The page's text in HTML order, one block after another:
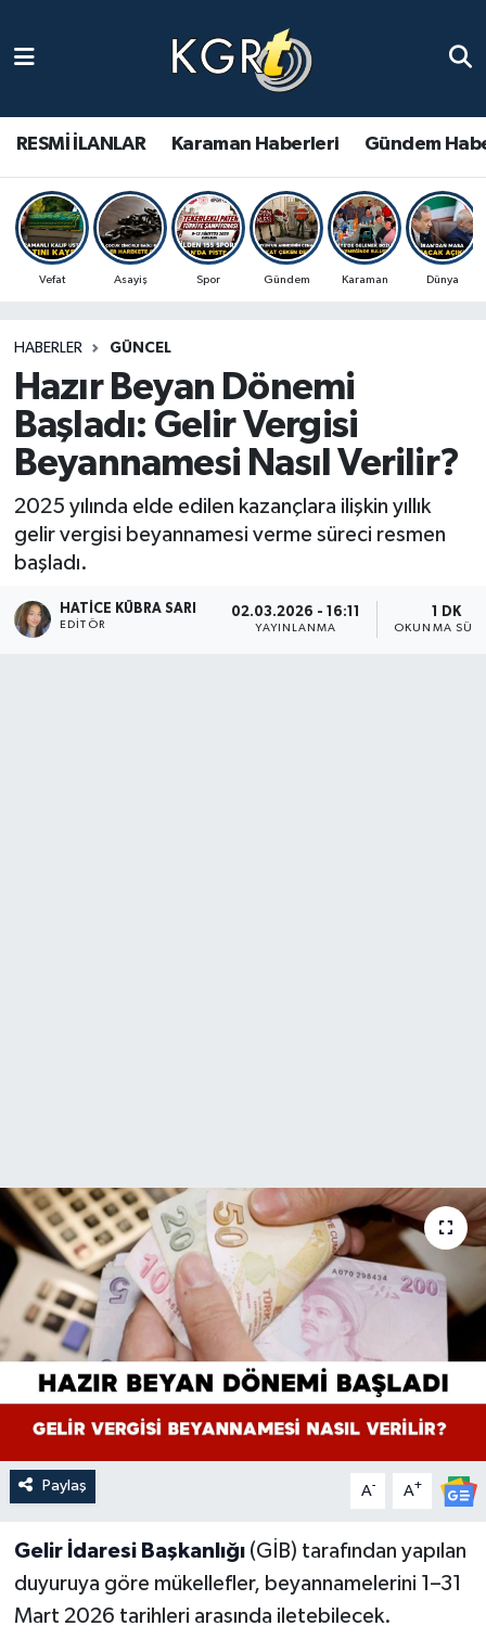
RESMİ İLANLAR Karaman Haberleri Gündem
Vefat Asayiş Spor Gündem Karaman Dünya
HABERLER GÜNCEL
Hazır Beyan Dönemi
Başladı: Gelir Vergisi
Beyannamesi Nasıl Verilir?
2025 yılında elde edilen kazançlara ilişkin yıllık
gelir vergisi beyannamesi verme süreci resmen
başladı.
HATICE KÜBRA SARI
EDITÖR
02.03.2026 - 16:11
YAYINLANMA
1 DK
OKUNMA
Paylaş A- A+
Gelir İdaresi Başkanlığı(GİB) tarafından yapılan
duyuruya göre mükellefler, beyannamelerini 1–31
Mart 2026 tarihleri arasında iletebilecek.
Gündem Haberleri
Güncel Haberler
Spor Haberleri
Ulusal Haberler
Vefat Edenler